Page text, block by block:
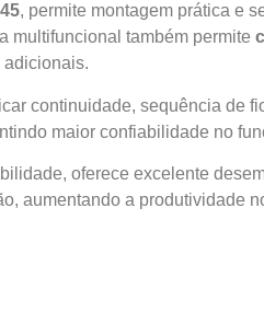
, permite montagem prática e
multifuncional também permite
adicionais.
continuidade, sequência de
maior confiabilidade no
oferece excelente
aumentando a produtividade